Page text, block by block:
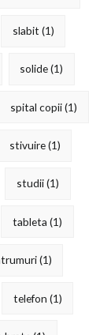
slabit (1)
solide(1)
spital copii(1)
stivuire(1)
studii(1)
tableta (1)
(1)
telefon (1)